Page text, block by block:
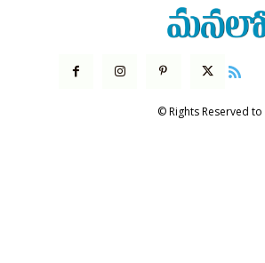
© Rights Reserved to